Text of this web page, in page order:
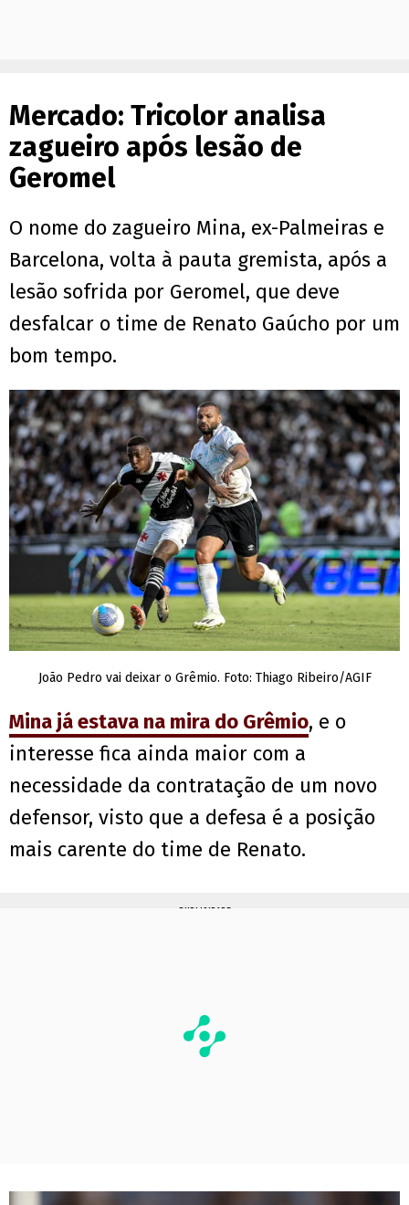
Mercado: Tricolor analisa
zagueiro após lesão de
Geromel
O nome do zagueiro Mina, ex-Palmeiras e
Barcelona, volta à pauta gremista, após a
lesão sofrida por Geromel, que deve
desfalcar o time de Renato Gaúcho por um
bom tempo.
João Pedro vai deixar o Grêmio. Foto: Thiago Ribeiro/AGIF
Mina já estava na mira do Grêmio, e o
interesse fica ainda maior com a
necessidade da contratação de um novo
defensor, visto que a defesa é a posição
mais carente do time de Renato.
PUBLICIDADE